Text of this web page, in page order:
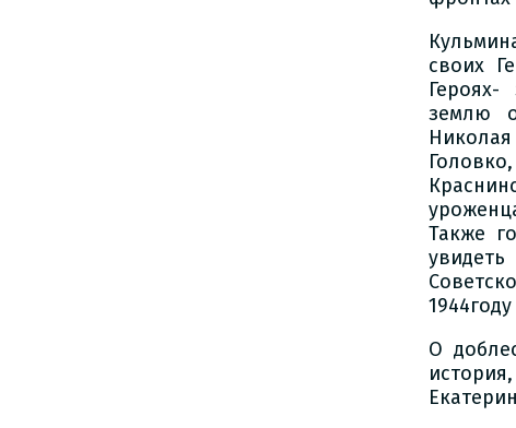
своих
землю
Также
О